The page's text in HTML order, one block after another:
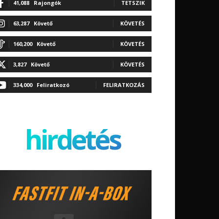
41,088 Rajongók TETSZIK
63,287 Követő KÖVETÉS
160,200 Követő KÖVETÉS
3,827 Követő KÖVETÉS
334,000 Feliratkozó FELIRATKOZÁS
hirdetés